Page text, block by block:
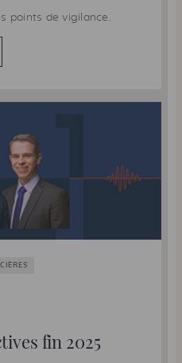
points de vigilance.
fin 2025